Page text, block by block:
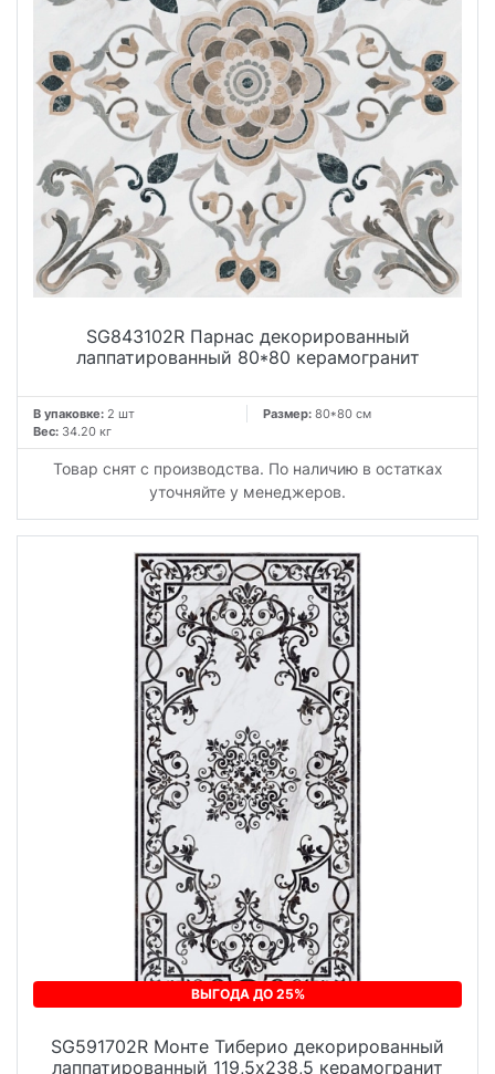
SG843102R Парнас декорированный
лаппатированный 80*80 керамогранит
В упаковке: 2 шт Размер: 80*80 см
Вес: 34.20 кг
Товар снят с производства. По наличию в остатках
уточняйте у менеджеров.
ВЫГОДА ДО 25%
SG591702R Монте Тиберио декорированный
лаппатированный 119,5x238,5 керамогранит